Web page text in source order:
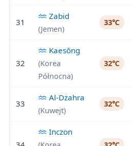
31
Zabid
(Jemen)
33℃
32
Kaesŏng
(Korea
Północna)
32℃
33
Al-Dżahra
(Kuwejt)
32℃
Inczon